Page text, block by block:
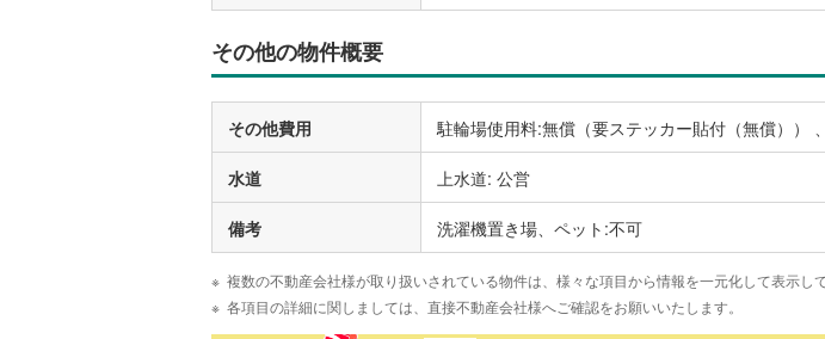
その他の物件概要
その他費用 駐輪場使用料:無償（要ステッカー貼付（無償））
水道 上水道: 公営
備考 洗濯機置き場、ペット:不可
複数の不動産会社様が取り扱いされている物件は、様々な項目から情報を一元化して表示して
各項目の詳細に関しましては、直接不動産会社様へご確認をお願いいたします。